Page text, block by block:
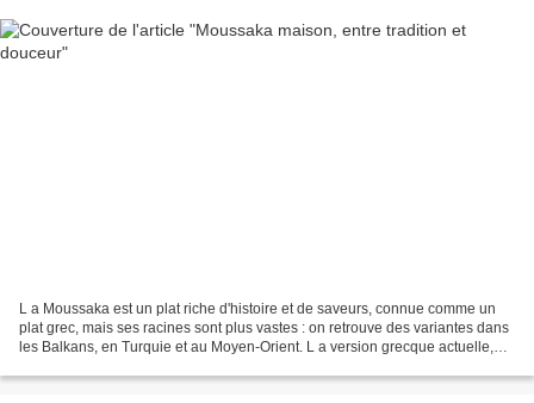
L a Moussaka est un plat riche d'histoire et de saveurs, connue comme un
plat grec, mais ses racines sont plus vastes : on retrouve des variantes dans
les Balkans, en Turquie et au Moyen-Orient. L a version grecque actuelle,